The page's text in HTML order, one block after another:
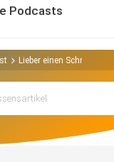
Podcasts
Lieber einen Schritt